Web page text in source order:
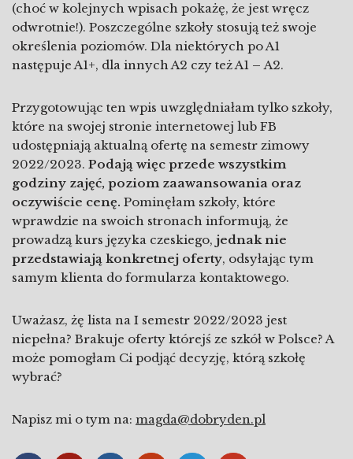
(choć w kolejnych wpisach pokażę, że jest wręcz
odwrotnie!). Poszczególne szkoły stosują też swoje
określenia poziomów. Dla niektórych po A1
następuje A1+, dla innych A2 czy też A1 –A2.
Przygotowując ten wpis uwzględniałam tylko szkoły,
które na swojej stronie internetowej lub FB
udostępniają aktualną ofertę na semestr zimowy
2022/2023. Podają więc przede wszystkim
godziny zajęć, poziom zaawansowania oraz
oczywiście cenę. Pominęłam szkoły, które
wprawdzie na swoich stronach informują, że
prowadzą kurs języka czeskiego, jednak nie
przedstawiają konkretnej oferty, odsyłając tym
samym klienta do formularza kontaktowego.
Uważasz, żę lista na I semestr 2022/2023 jest
niepełna? Brakuje oferty którejś ze szkół w Polsce? A
może pomogłam Ci podjąć decyzję, którą szkołę
wybrać?
Napisz mi o tym na: magda@dobryden.pl